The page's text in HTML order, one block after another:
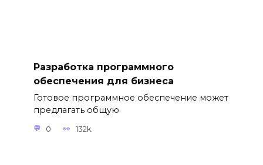
Разработка программного
обеспечения для бизнеса
Готовое программное обеспечение может
предлагать общую
0 132k.